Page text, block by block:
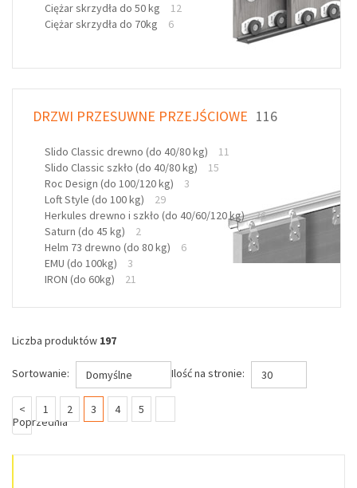
Ciężar skrzydła do 50 kg
12
Ciężar skrzydła do 70kg
6
DRZWI PRZESUWNE PRZEJŚCIOWE 116
Slido Classic drewno (do 40/80 kg)
11
Slido Classic szkło (do 40/80 kg)
15
Roc Design (do 100/120 kg)
3
Loft Style (do 100 kg)
29
Herkules drewno i szkło (do 40/60/120 kg) 26
Saturn (do 45 kg)
2
Helm 73 drewno (do 80 kg)
6
EMU (do 100kg)
3
IRON (do 60kg)
21
Liczba produktów 197
Sortowanie: Domyślne Ilość na stronie: 30
<
Poprzednia
1 2 3 (current)
4 5